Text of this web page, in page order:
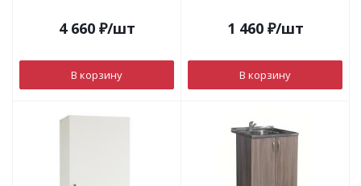
4 660₽/шт
В корзину
1 460₽/шт
В корзину